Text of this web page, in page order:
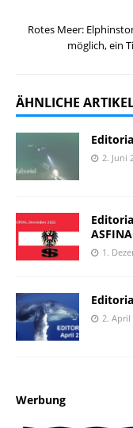
Rotes Meer:
möglich, ein
ÄHNLICHE
2. Juni
1.
2. April
Werbung